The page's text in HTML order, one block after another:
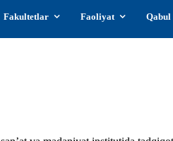
Fakultetlar Faoliyat Qabul